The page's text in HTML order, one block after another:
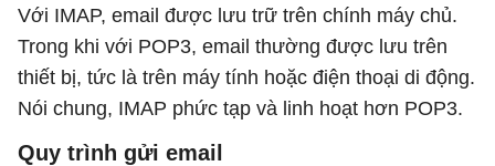
Với IMAP, email được lưu trữ trên chính máy chủ.
Trong khi với POP3, email thường được lưu trên
thiết bị, tức là trên máy tính hoặc điện thoại di động.
Nói chung, IMAP phức tạp và linh hoạt hơn POP3.
Quy trình gửi email